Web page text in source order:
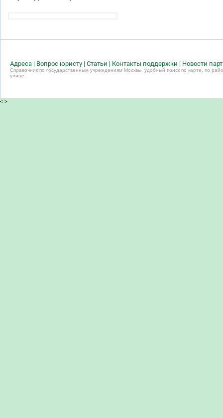
Адреса | Вопрос юристу | Статьи | Контакты поддержки | Новости
Справочник по государственным учреждениям Москвы, удобный поиск по карте, по
улице.
< >